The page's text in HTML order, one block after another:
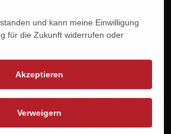
und kann meine Einwilligung
für die Zukunft widerrufen oder
Akzeptieren
Verweigern